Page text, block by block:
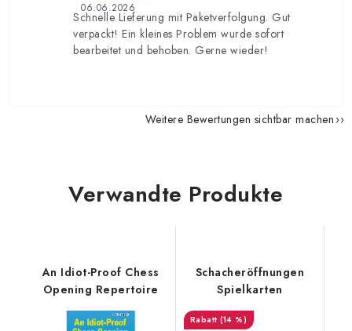
06.06.2026
Schnelle Lieferung mit Paketverfolgung. Gut
verpackt! Ein kleines Problem wurde sofort
bearbeitet und behoben. Gerne wieder!
Weitere Bewertungen sichtbar machen
Verwandte Produkte
An Idiot-Proof Chess
Opening Repertoire
Schacheröffnungen
Spielkarten
(14 %)